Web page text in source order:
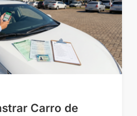
Carro de